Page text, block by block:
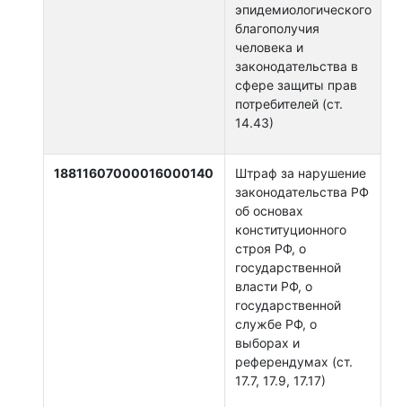
эпидемиологического
благополучия
человека и
законодательства в
сфере защиты прав
потребителей (ст.
14.43)
18811607000016000140
Штраф за нарушение
законодательства РФ
об основах
конституционного
строя РФ, о
государственной
власти РФ, о
государственной
службе РФ, о
выборах и
референдумах (ст.
17.7, 17.9, 17.17)